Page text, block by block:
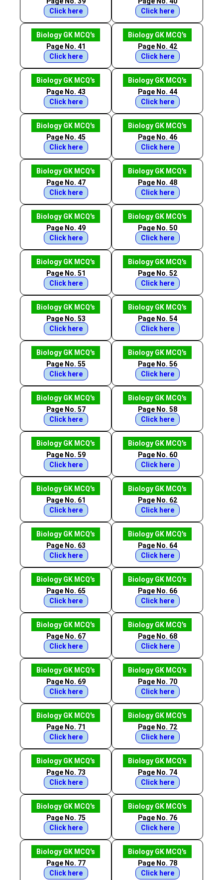
Click here
Click here
Biology GK MCQ's
Page No. 41
Click here
Biology GK MCQ's
Page No. 42
Click here
Biology GK MCQ's
Page No. 43
Click here
Biology GK MCQ's
Page No. 44
Click here
Biology GK MCQ's
Page No. 45
Click here
Biology GK MCQ's
Page No. 46
Click here
Biology GK MCQ's
Page No. 47
Click here
Biology GK MCQ's
Page No. 48
Click here
Biology GK MCQ's
Page No. 49
Click here
Biology GK MCQ's
Page No. 50
Click here
Biology GK MCQ's
Page No. 51
Click here
Biology GK MCQ's
Page No. 52
Click here
Biology GK MCQ's
Page No. 53
Click here
Biology GK MCQ's
Page No. 54
Click here
Biology GK MCQ's
Page No. 55
Click here
Biology GK MCQ's
Page No. 56
Click here
Biology GK MCQ's
Page No. 57
Click here
Biology GK MCQ's
Page No. 58
Click here
Biology GK MCQ's
Page No. 59
Click here
Biology GK MCQ's
Page No. 60
Click here
Biology GK MCQ's
Page No. 61
Click here
Biology GK MCQ's
Page No. 62
Click here
Biology GK MCQ's
Page No. 63
Click here
Biology GK MCQ's
Page No. 64
Click here
Biology GK MCQ's
Page No. 65
Click here
Biology GK MCQ's
Page No. 66
Click here
Biology GK MCQ's
Page No. 67
Click here
Biology GK MCQ's
Page No. 68
Click here
Biology GK MCQ's
Page No. 69
Click here
Biology GK MCQ's
Page No. 70
Click here
Biology GK MCQ's
Page No. 71
Click here
Biology GK MCQ's
Page No. 72
Click here
Biology GK MCQ's
Page No. 73
Click here
Biology GK MCQ's
Page No. 74
Click here
Biology GK MCQ's
Page No. 75
Click here
Biology GK MCQ's
Page No. 76
Click here
Biology GK MCQ's
Page No. 77
Click here
Biology GK MCQ's
Page No. 78
Click here